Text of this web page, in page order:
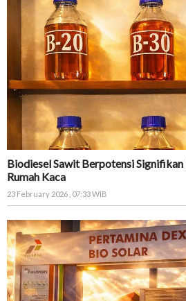
Biodiesel Sawit Berpotensi Signifikan
Rumah Kaca
23 February 2026 , 07:33 WIB